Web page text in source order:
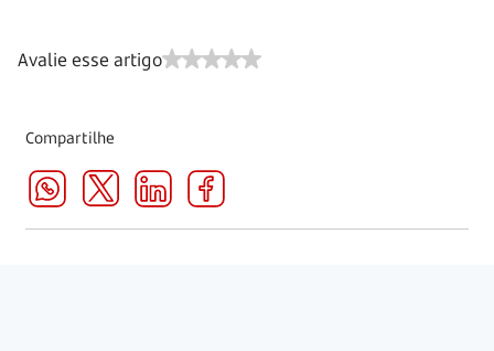
Avalie esse artigo
Compartilhe